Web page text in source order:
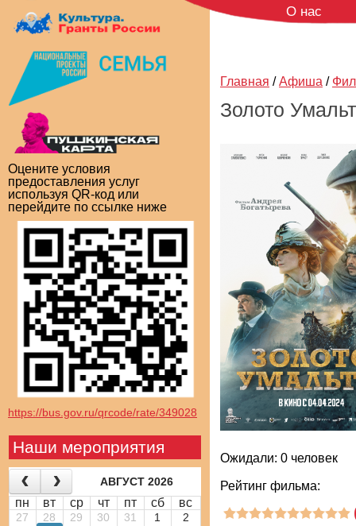
Оцените условия
предоставления услуг
используя QR-код или
перейдите по ссылке ниже
https://bus.gov.ru/qrcode/rate/349028
Наши мероприятия
АВГУСТ 2026
пн вт ср чт пт сб вс
27 28 29 30 31 1 2
О нас
Главная / Афиша /
Золото
Ожидали: 0 человек
Рейтинг фильма: